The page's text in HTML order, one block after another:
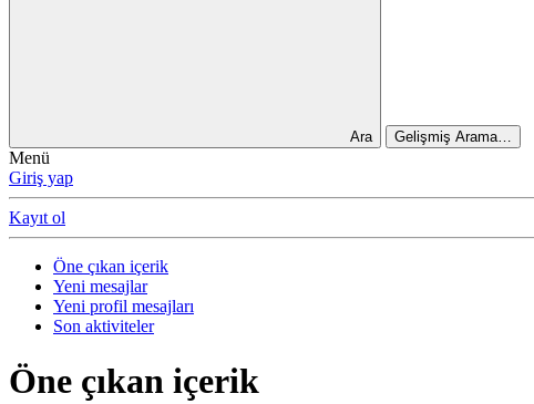
Ara Gelişmiş Arama…
Menü
Giriş yap
Kayıt ol
Öne çıkan içerik
Yeni mesajlar
Yeni profil mesajları
Son aktiviteler
Öne çıkan içerik